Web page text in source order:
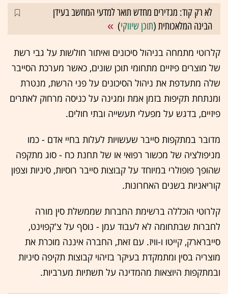
לא רק קוד: מגדירים מחדש תואר למדעי המחשב בעידן
הבינה המלאכותית (תוכן שיווקי)
קלרוטי מתמחה בניהול סיכונים ואיתור חולשות על גבי רשת
של מוצרים פיזיים מתחומי תוכן שונים, כאשר מערכת הסייבר
שלה מתעדפת את ניהול הסיכונים על פני הרשת, מנטרת
ומנתחת תקיפות בזמן אמת ומגינה על כניסה מרחוק לאתרים
פיזיים, בדגש על מפעלי תעשייה ובתי חולים.
מדובר במתקפות סייבר שעשויות לעלות בחיי אדם - כמו
מניפולציה של מכשור רפואי או של תחנת כח - סוג מתקפה
שהופך פופולרי במיוחד על קבוצות סייבר רוסיות, סיניות וצפון
קוריאניות בשנים האחרונות.
קלרוטי הוכללה ברשימת החברות שממשלת סין מורה
לחברות שבתחומה לא לעבוד עמן - נוסף על צ'קפוינט,
סייברארק, קייטו ו-וויז. עם זאת, החברה איננה מוכרת את
מוצריה בסין ומתמקדת בעיקר בזיהוי קבוצות תקיפה סיניות
ובמתקפות היוצאות מהמדינה על תשתיות מערביות.